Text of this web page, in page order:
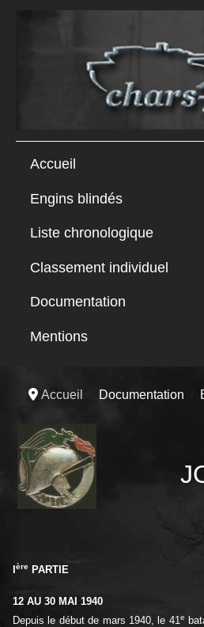
Accueil
Engins blindés
Liste chronologique
Classement individuel
Documentation
Mentions
Accueil Documentation
Ière PARTIE
12 AU 30 MAI 1940
Depuis le début de mars 1940, le 41e